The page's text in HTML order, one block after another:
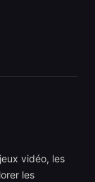
vidéo, les
les